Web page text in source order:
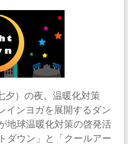
夕）の夜。温暖化対策
インヨガを展開するダン
地球温暖化対策の啓発活
ダウン」と「クールアー